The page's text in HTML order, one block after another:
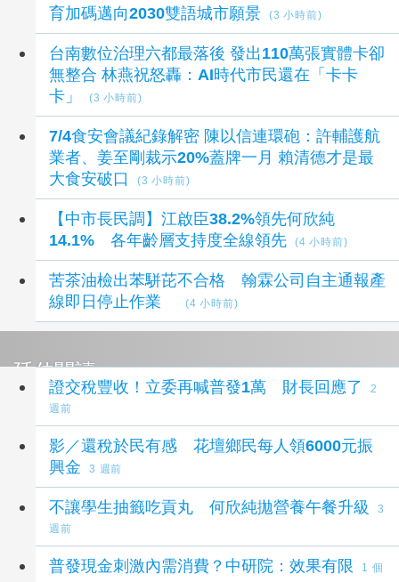
育加碼邁向2030雙語城市願景
(3 小時前)
台南數位治理六都最落後 發出110萬張實體卡卻
無整合 林燕祝怒轟：AI時代市民還在「卡卡
卡」
(3 小時前)
7/4食安會議紀錄解密 陳以信連環砲：許輔護航
業者、姜至剛裁示20%蓋牌一月 賴清德才是最
大食安破口
(3 小時前)
【中市長民調】江啟臣38.2%領先何欣純
14.1% 各年齡層支持度全線領先
(4 小時前)
苦茶油檢出苯駢芘不合格 翰霖公司自主通報產
線即日停止作業
(4 小時前)
延伸閱讀
證交稅豐收！立委再喊普發1萬 財長回應了
2
週前
影／還稅於民有感 花壇鄉民每人領6000元振
興金
3 週前
不讓學生抽籤吃貢丸 何欣純拋營養午餐升級
3
週前
普發現金刺激內需消費？中研院：效果有限
1 個